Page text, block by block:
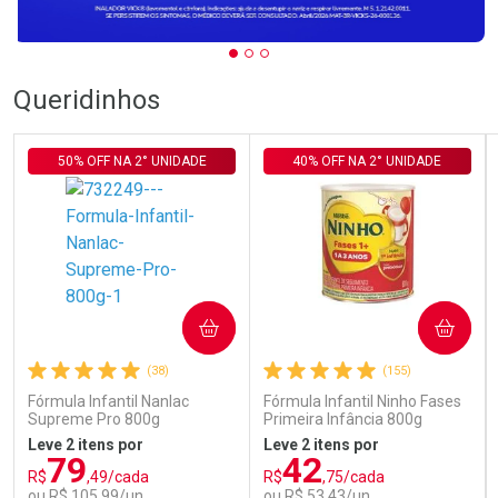
Queridinhos
(38)
Fórmula Infantil Nanlac
Supreme Pro 800g
50% OFF NA 2° UNIDADE
Leve 2 itens por
R$79,49/cada
COMPRAR
(155)
Fórmula Infantil Ninho Fases
Primeira Infância 800g
40% OFF NA 2° UNIDADE
Leve 2 itens por
R$42,75/cada
COMPRAR